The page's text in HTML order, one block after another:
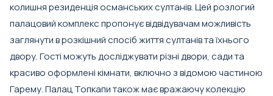
колишня резиденція османських султанів. Цей розлогий
палацовий комплекс пропонує відвідувачам можливість
заглянути в розкішний спосіб життя султанів та їхнього
двору. Гості можуть досліджувати різні двори, сади та
красиво оформлені кімнати, включно з відомою частиною
Гарему. Палац Топкапи також має вражаючу колекцію